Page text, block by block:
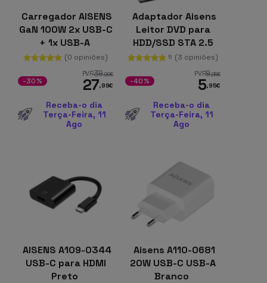
Carregador AISENS
GaN 100W 2x USB-C
+ 1x USB-A
(0 opiniões)
PVR39,99€
27,99€
-30%
Receba-o dia
Terça-Feira, 11
Ago
Adaptador Aisens
Leitor DVD para
HDD/SSD STA 2.5
12.75mm
5 (3 opiniões)
PVR9,95€
5,95€
-40%
Receba-o dia
Terça-Feira, 11
Ago
AISENS A109-0344
USB-C para HDMI
Preto
Aisens A110-0681
20W USB-C USB-A
Branco